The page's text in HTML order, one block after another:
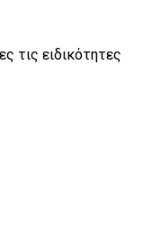
τις ειδικότητες